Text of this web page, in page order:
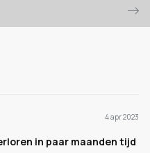
4 apr 2023
in paar maanden tijd